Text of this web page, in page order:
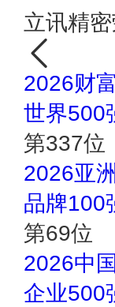
立讯精
2026财富
世界500
第337位
2026亚洲
品牌100
第69位
2026中国
企业500